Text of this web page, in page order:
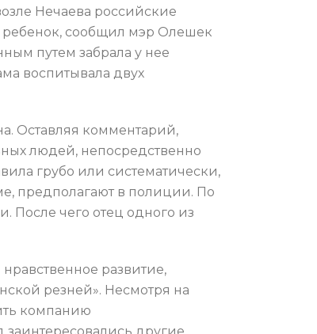
Нечаева российские
ребенок, сообщил мэр Олешек
путем забрала у нее
воспитывала двух
Оставляя комментарий,
людей, непосредственно
грубо или систематически,
предполагают в полиции. По
чего отец одного из
развитие,
резней». Несмотря на
компанию